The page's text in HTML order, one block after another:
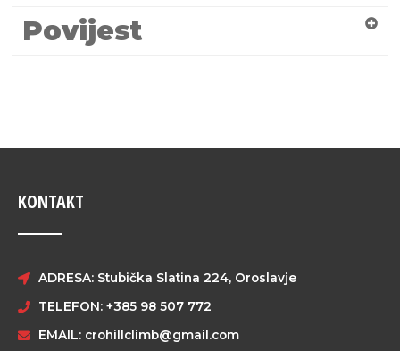
Povijest
KONTAKT
ADRESA: Stubička Slatina 224, Oroslavje
TELEFON: +385 98 507 772
EMAIL: crohillclimb@gmail.com